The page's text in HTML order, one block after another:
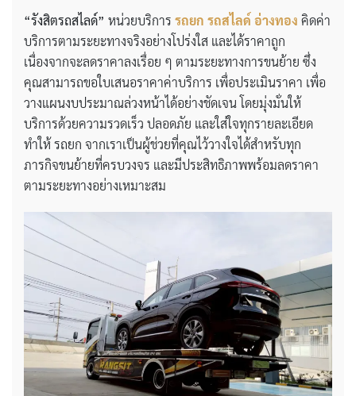
“รังสิตรถสไลด์” หน่วยบริการ รถยก รถสไลด์ อ่างทอง คิดค่า
บริการตามระยะทางจริงอย่างโปร่งใส และได้ราคาถูก
เนื่องจากจะลดราคาลงเรื่อย ๆ ตามระยะทางการขนย้าย ซึ่ง
คุณสามารถขอใบเสนอราคาค่าบริการ เพื่อประเมินราคา เพื่อ
วางแผนงบประมาณล่วงหน้าได้อย่างชัดเจน โดยมุ่งมั่นให้
บริการด้วยความรวดเร็ว ปลอดภัย และใส่ใจทุกรายละเอียด
ทำให้ รถยก จากเราเป็นผู้ช่วยที่คุณไว้วางใจได้สำหรับทุก
ภารกิจขนย้ายที่ครบวงจร และมีประสิทธิภาพพร้อมลดราคา
ตามระยะทางอย่างเหมาะสม